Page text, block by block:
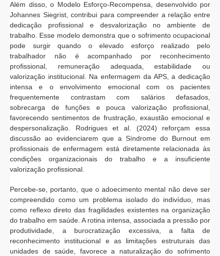
Além disso, o Modelo Esforço-Recompensa, desenvolvido por
Johannes Siegrist, contribui para compreender a relação entre
dedicação profissional e desvalorização no ambiente de
trabalho. Esse modelo demonstra que o sofrimento ocupacional
pode surgir quando o elevado esforço realizado pelo
trabalhador não é acompanhado por reconhecimento
profissional, remuneração adequada, estabilidade ou
valorização institucional. Na enfermagem da APS, a dedicação
intensa e o envolvimento emocional com os pacientes
frequentemente contrastam com salários defasados,
sobrecarga de funções e pouca valorização profissional,
favorecendo sentimentos de frustração, exaustão emocional e
despersonalização. Rodrigues et al. (2024) reforçam essa
discussão ao evidenciarem que a Síndrome do Burnout em
profissionais de enfermagem está diretamente relacionada às
condições organizacionais do trabalho e a insuficiente
valorização profissional.
Percebe-se, portanto, que o adoecimento mental não deve ser
compreendido como um problema isolado do indivíduo, mas
como reflexo direto das fragilidades existentes na organização
do trabalho em saúde. A rotina intensa, associada a pressão por
produtividade, a burocratização excessiva, a falta de
reconhecimento institucional e as limitações estruturais das
unidades de saúde, favorece a naturalização do sofrimento